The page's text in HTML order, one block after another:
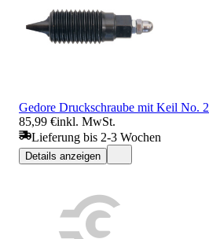
Gedore Druckschraube mit Keil No. 2
85,99 €inkl. MwSt.
Lieferung bis 2-3 Wochen
Details anzeigen